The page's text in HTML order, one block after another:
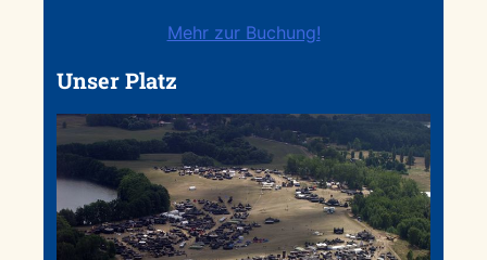
Mehr zur Buchung!
Unser Platz